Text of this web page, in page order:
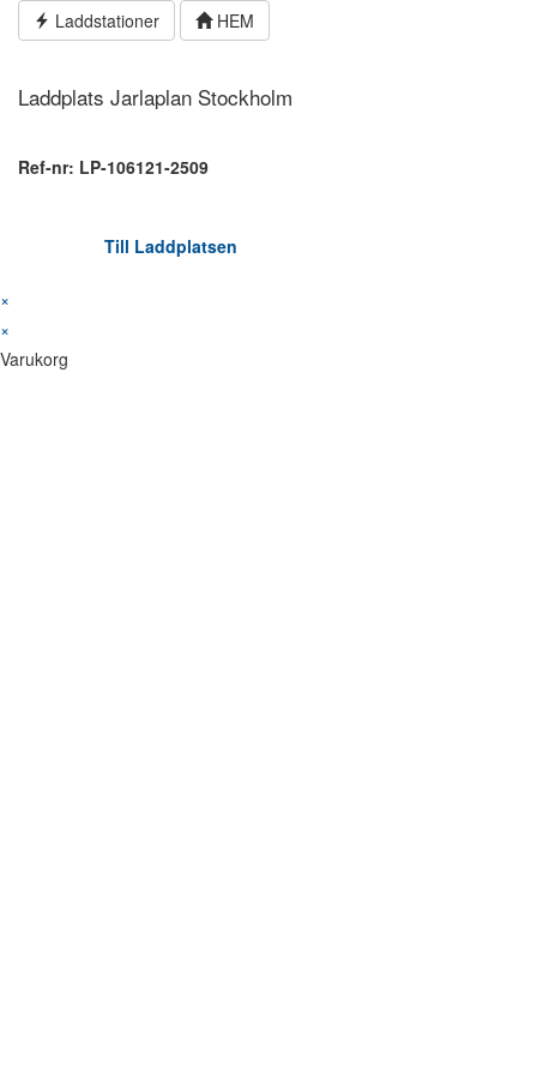
Hoppa Laddstationer HEM
Laddplats Jarlaplan Stockholm
Ref-nr: LP-106121-2509
Till Laddplatsen
×
×
Varukorg